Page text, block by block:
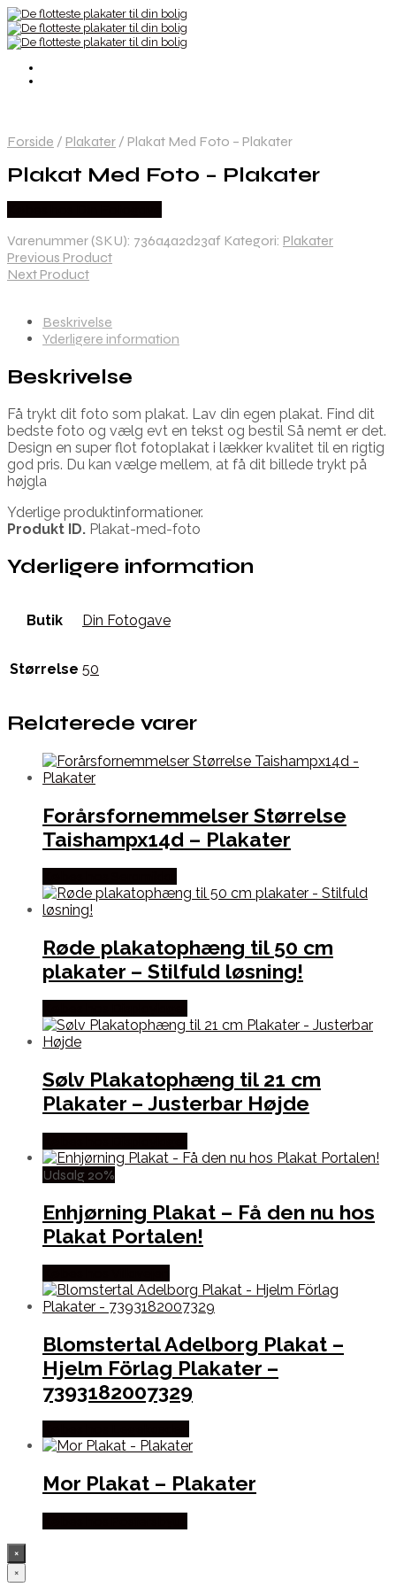
Forside / Plakater / Plakat Med Foto – Plakater
Plakat Med Foto – Plakater
Varenummer (SKU): 736a4a2d23af Kategori: Plakater
Previous Product
Next Product
Beskrivelse
Yderligere information
Beskrivelse
Få trykt dit foto som plakat. Lav din egen plakat. Find dit
bedste foto og vælg evt en tekst og bestil Så nemt er det.
Design en super flot fotoplakat i lækker kvalitet til en rigtig
god pris. Du kan vælge mellem, at få dit billede trykt på
højgla
Yderlige produktinformationer.
Produkt ID. Plakat-med-foto
Yderligere information
Butik Din Fotogave
Størrelse 50
Relaterede varer
Forårsfornemmelser Størrelse
Taishampx14d – Plakater
Røde plakatophæng til 50 cm
plakater – Stilfuld løsning!
Sølv Plakatophæng til 21 cm
Plakater – Justerbar Højde
Udsalg 20%
Enhjørning Plakat – Få den nu hos
Plakat Portalen!
Blomstertal Adelborg Plakat –
Hjelm Förlag Plakater –
7393182007329
Mor Plakat – Plakater
×
×